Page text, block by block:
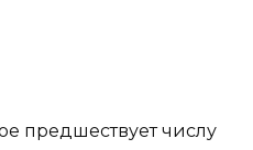
предшествует числу